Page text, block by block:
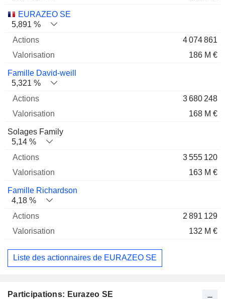
EURAZEO SE
5,891 %
4 074 861
186 M €
Famille David-weill
5,321 %
3 680 248
168 M €
Solages Family
5,14 %
3 555 120
163 M €
Famille Richardson
4,18 %
2 891 129
132 M €
Liste des actionnaires de EURAZEO SE
Participations: Eurazeo SE